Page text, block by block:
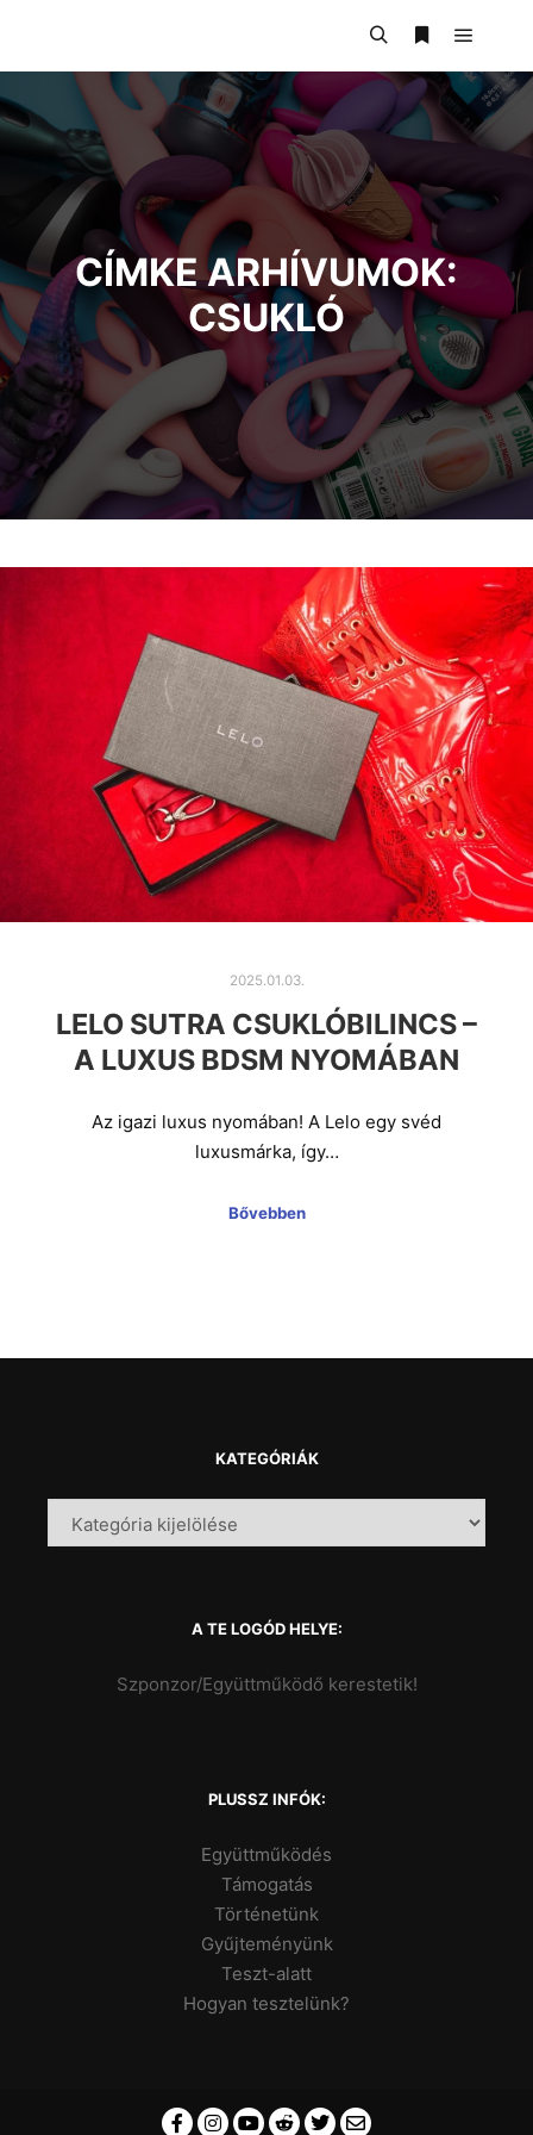
CÍMKE ARHÍVUMOK:
CSUKLÓ
2025.01.03.
LELO SUTRA CSUKLÓBILINCS –
A LUXUS BDSM NYOMÁBAN
Az igazi luxus nyomában! A Lelo egy svéd
luxusmárka, így…
Bővebben
KATEGÓRIÁK
A TE LOGÓD HELYE:
Szponzor/Együttműködő kerestetik!
PLUSSZ INFÓK:
Együttműködés
Támogatás
Történetünk
Gyűjteményünk
Teszt-alatt
Hogyan tesztelünk?